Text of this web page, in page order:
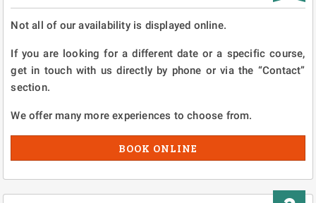
Not all of our availability is displayed online.
If you are looking for a different date or a specific course,
get in touch with us directly by phone or via the “Contact”
section.
We offer many more experiences to choose from.
BOOK ONLINE